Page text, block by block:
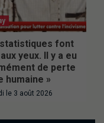
font
yeux. Il y a eu
de perte
humaine »
le 3 août 2026